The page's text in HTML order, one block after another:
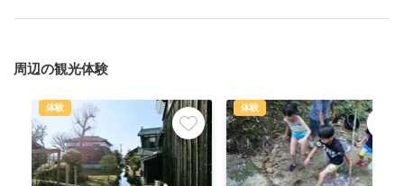
周辺の観光体験
体験 体験